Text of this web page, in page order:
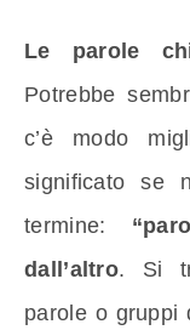
Le parole
Potrebbe
c’è modo
significato se
termine:
dall’altro. Si
parole o gruppi